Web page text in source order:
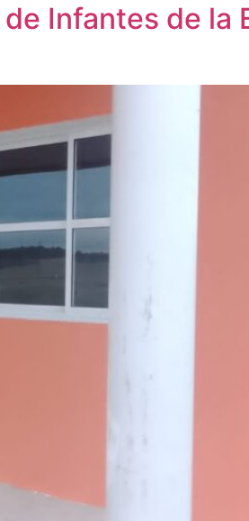
Infantes de la